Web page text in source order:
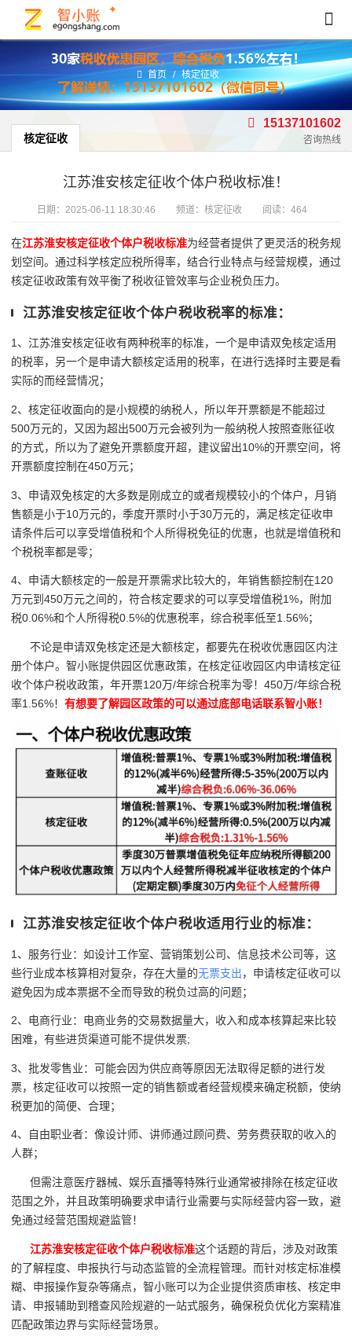
首页 / 核定征收
核定征收
15137101602
咨询热线
江苏淮安核定征收个体户税收标准！
日期： 2025-06-11 18:30:46 频道： 核定征收 阅读：464
在江苏淮安核定征收个体户税收标准为经营者提供了更灵活的税务规
划空间。通过科学核定应税所得率，结合行业特点与经营规模，通过
核定征收政策有效平衡了税收征管效率与企业税负压力。
江苏淮安核定征收个体户税收税率的标准：
1、江苏淮安核定征收有两种税率的标准，一个是申请双免核定适用
的税率，另一个是申请大额核定适用的税率，在进行选择时主要是看
实际的而经营情况；
2、核定征收面向的是小规模的纳税人，所以年开票额是不能超过
500万元的，又因为超出500万元会被列为一般纳税人按照查账征收
的方式，所以为了避免开票额度开超，建议留出10%的开票空间，将
开票额度控制在450万元；
3、申请双免核定的大多数是刚成立的或者规模较小的个体户，月销
售额是小于10万元的，季度开票时小于30万元的，满足核定征收申
请条件后可以享受增值税和个人所得税免征的优惠，也就是增值税和
个税税率都是零；
4、申请大额核定的一般是开票需求比较大的，年销售额控制在120
万元到450万元之间的，符合核定要求的可以享受增值税1%，附加
税0.06%和个人所得税0.5%的优惠税率，综合税率低至1.56%；
不论是申请双免核定还是大额核定，都要先在税收优惠园区内注
册个体户。智小账提供园区优惠政策，在核定征收园区内申请核定征
收个体户税收政策，年开票120万/年综合税率为零！450万/年综合税
率1.56%！ 有想要了解园区政策的可以通过底部电话联系智小账！
江苏淮安核定征收个体户税收适用行业的标准：
1、服务行业：如设计工作室、营销策划公司、信息技术公司等，这
些行业成本核算相对复杂，存在大量的无票支出，申请核定征收可以
避免因为成本票据不全而导致的税负过高的问题；
2、电商行业：电商业务的交易数据量大，收入和成本核算起来比较
困难，有些进货渠道可能不提供发票;
3、批发零售业：可能会因为供应商等原因无法取得足额的进行发
票，核定征收可以按照一定的销售额或者经营规模来确定税额，使纳
税更加的简便、合理；
4、自由职业者：像设计师、讲师通过顾问费、劳务费获取的收入的
人群；
但需注意医疗器械、娱乐直播等特殊行业通常被排除在核定征收
范围之外，并且政策明确要求申请行业需要与实际经营内容一致，避
免通过经营范围规避监管！
江苏淮安核定征收个体户税收标准这个话题的背后，涉及对政策
的了解程度、申报执行与动态监管的全流程管理。而针对核定标准模
糊、申报操作复杂等痛点，智小账可以为企业提供资质审核、核定申
请、申报辅助到稽查风险规避的一站式服务，确保税负优化方案精准
匹配政策边界与实际经营场景。